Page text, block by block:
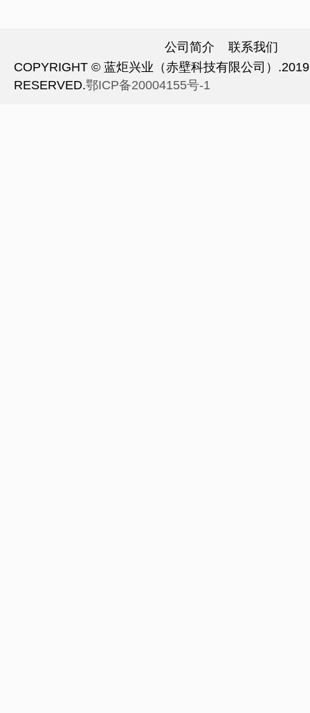
公司简介
联系我们
COPYRIGHT © 蓝炬兴业（赤壁科技有限公司）
RESERVED.鄂ICP备20004155号-1